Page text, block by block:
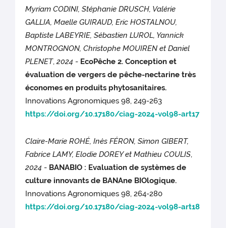
Myriam CODINI, Stéphanie DRUSCH, Valérie
GALLIA, Maelle GUIRAUD, Eric HOSTALNOU,
Baptiste LABEYRIE, Sébastien LUROL, Yannick
MONTROGNON, Christophe MOUIREN et Daniel
PLENET,2024 - EcoPêche 2. Conception et
évaluation de vergers de pêche-nectarine très
économes en produits phytosanitaires.
Innovations Agronomiques 98, 249-263
https://doi.org/10.17180/ciag-2024-vol98-art17
Claire-Marie ROHÉ, Inès FÉRON, Simon GIBERT,
Fabrice LAMY, Elodie DOREY et Mathieu COULIS,
2024 - BANABIO : Evaluation de systèmes de
culture innovants de BANAne BIOlogique.
Innovations Agronomiques 98, 264-280
https://doi.org/10.17180/ciag-2024-vol98-art18